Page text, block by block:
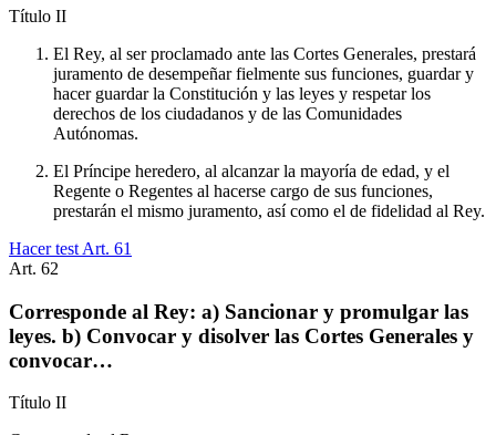
Título II
El Rey, al ser proclamado ante las Cortes Generales, prestará
juramento de desempeñar fielmente sus funciones, guardar y
hacer guardar la Constitución y las leyes y respetar los
derechos de los ciudadanos y de las Comunidades
Autónomas.
El Príncipe heredero, al alcanzar la mayoría de edad, y el
Regente o Regentes al hacerse cargo de sus funciones,
prestarán el mismo juramento, así como el de fidelidad al Rey.
Hacer test Art. 61
Art. 62
Corresponde al Rey: a) Sancionar y promulgar las
leyes. b) Convocar y disolver las Cortes Generales y
convocar…
Título II